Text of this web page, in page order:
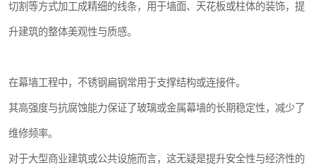
切割等方式加工成精细的线条，用于墙面、天花板或柱体的装饰，提
升建筑的整体美观性与质感。
在幕墙工程中，不锈钢扁钢常用于支撑结构或连接件。
其高强度与抗腐蚀能力保证了玻璃或金属幕墙的长期稳定性，减少了
维修频率。
对于大型商业建筑或公共设施而言，这无疑是提升安全性与经济性的